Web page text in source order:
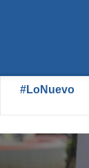
#LoNuevo